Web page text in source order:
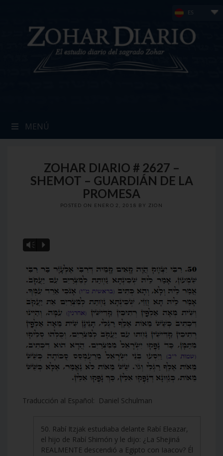
ES
MENÚ
ZOHAR DIARIO # 2627 –
SHEMOT – GUARDIÁN DE LA
PROMESA
POSTED ON ENERO 2, 2018 BY ZION
Vm P
Traducción al Español: Daniel Schulman
50. Rabí Itzjak estudiaba delante Rabí Eleazar,
el hijo de Rabí Shimón y le dijo: ¿La Shejiná
REALMENTE descendió a Egipto con Iaacov? Él